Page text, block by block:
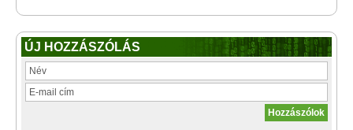
ÚJ HOZZÁSZÓLÁS